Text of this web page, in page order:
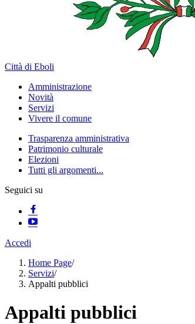
Città di Eboli
Amministrazione
Novità
Servizi
Vivere il comune
Trasparenza amministrativa
Patrimonio culturale
Elezioni
Tutti gli argomenti...
Seguici su
Accedi
Home Page/
Servizi/
Appalti pubblici
Appalti pubblici